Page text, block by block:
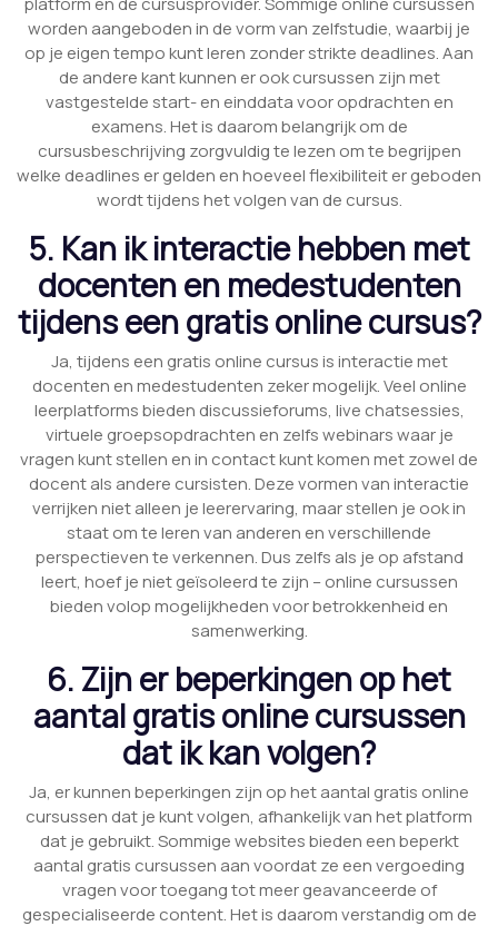
worden aangeboden in de vorm van zelfstudie, waarbij je
op je eigen tempo kunt leren zonder strikte deadlines. Aan
de andere kant kunnen er ook cursussen zijn met
vastgestelde start- en einddata voor opdrachten en
examens. Het is daarom belangrijk om de
cursusbeschrijving zorgvuldig te lezen om te begrijpen
welke deadlines er gelden en hoeveel flexibiliteit er geboden
wordt tijdens het volgen van de cursus.
5. Kan ik interactie hebben met
docenten en medestudenten
tijdens een gratis online cursus?
Ja, tijdens een gratis online cursus is interactie met
docenten en medestudenten zeker mogelijk. Veel online
leerplatforms bieden discussieforums, live chatsessies,
virtuele groepsopdrachten en zelfs webinars waar je
vragen kunt stellen en in contact kunt komen met zowel de
docent als andere cursisten. Deze vormen van interactie
verrijken niet alleen je leerervaring, maar stellen je ook in
staat om te leren van anderen en verschillende
perspectieven te verkennen. Dus zelfs als je op afstand
leert, hoef je niet geïsoleerd te zijn – online cursussen
bieden volop mogelijkheden voor betrokkenheid en
samenwerking.
6. Zijn er beperkingen op het
aantal gratis online cursussen
dat ik kan volgen?
Ja, er kunnen beperkingen zijn op het aantal gratis online
cursussen dat je kunt volgen, afhankelijk van het platform
dat je gebruikt. Sommige websites bieden een beperkt
aantal gratis cursussen aan voordat ze een vergoeding
vragen voor toegang tot meer geavanceerde of
gespecialiseerde content. Het is daarom verstandig om de